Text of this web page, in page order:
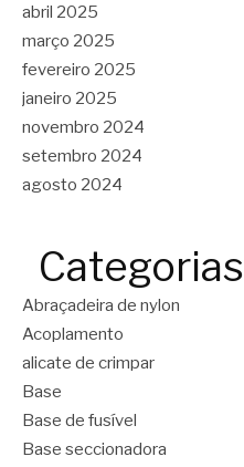
abril 2025
março 2025
fevereiro 2025
janeiro 2025
novembro 2024
setembro 2024
agosto 2024
Categorias
Abraçadeira de nylon
Acoplamento
alicate de crimpar
Base
Base de fusível
Base seccionadora